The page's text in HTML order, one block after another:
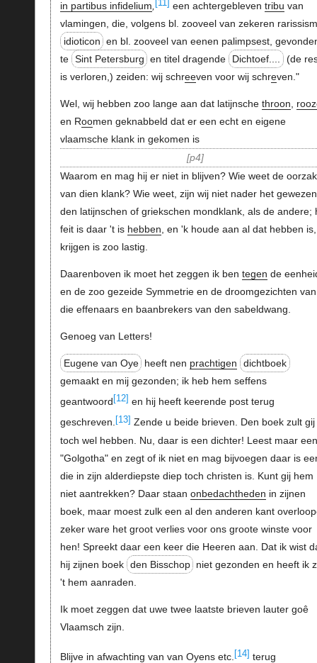
in partibus infidelium, [11] een achtergebleven tribu van
vlamingen, die, volgens bl. zooveel van zekeren
idioticon en bl. zooveel van eenen palimpsest,
te Sint Petersburg en titel dragende Dichtoef....
(de
is verloren,) zeiden: wij schreeven voor wij schreven."
Wel, wij hebben zoo lange aan dat latijnsche throon,
en Roomen geknabbeld dat er een echt en eigene
vlaamsche klank in gekomen is
p4
Waarom en mag hij er niet in blijven? Wie weet de
van dien klank? Wie weet, zijn wij niet nader het
den latijnschen of griekschen mondklank, als de andere;
feit is daar 't is hebben, en 'k houde aan al dat hebben is,
krijgen is zoo lastig.
Daarenboven ik moet het zeggen ik ben tegen de
en de zoo gezeide Symmetrie en de droomgezichten
die effenaars en baanbrekers van den sabeldwang.
Genoeg van Letters!
Eugene van Oye heeft nen prachtigen
dichtboek
gemaakt en mij gezonden; ik heb hem seffens
geantwoord [12] en hij heeft keerende post terug
geschreven. [13] Zende u beide brieven. Den boek zult gij
toch wel hebben. Nu, daar is een dichter! Leest maar
"Golgotha" en zegt of ik niet en mag bijvoegen daar is
die in zijn alderdiepste diep toch christen is. Kunt gij hem
niet aantrekken? Daar staan onbedachtheden in zijnen
boek, maar moest zulk een al den anderen kant
zeker ware het groot verlies voor ons groote winste voor
hen! Spreekt daar een keer die Heeren aan. Dat ik wist
hij zijnen boek den Bisschop niet gezonden en heeft ik
't hem aanraden.
Ik moet zeggen dat uwe twee laatste brieven lauter goê
Vlaamsch zijn.
Blijve in afwachting van van Oyens etc. [14] terug